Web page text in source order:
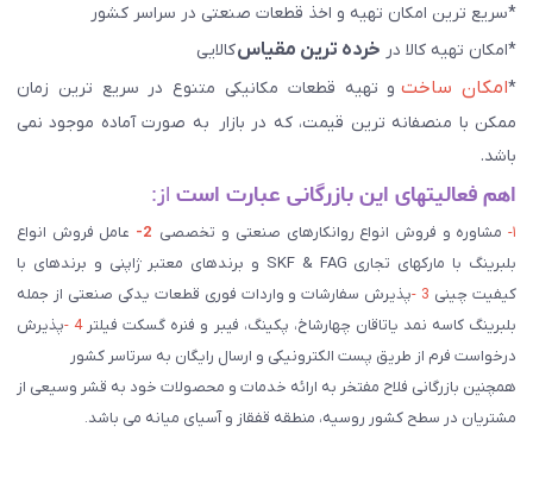
*سریع ترین امکان تهیه و اخذ قطعات صنعتی در سراسر کشور
*امکان تهیه کالا در خرده ترین مقیاسکالایی
*امکان ساختو تهیه قطعات مکانیکی متنوع در سریع ترین زمان
ممکن با منصفانه ترین قیمت، که در بازار به صورت آماده موجود نمی
باشد.
اهم فعالیتهای این بازرگانی عبارت است از:
۱- مشاوره و فروش انواع روانکارهای صنعتی و تخصصی 2-
عامل فروش انواع
بلبرینگ با مارکهای تجاری SKF & FAG و برندهای معتبر ژاپنی و برندهای با
کیفیت چینی 3 - پذیرش سفارشات و واردات فوری قطعات یدکی صنعتی از جمله
بلبرینگ کاسه نمد یاتاقان چهارشاخ، پکینگ، فیبر و فنره گسکت فیلتر4 - پذیرش
درخواست فرم از طریق پست الکترونیکی و ارسال رایگان به سرتاسر کشور
همچنین بازرگانی فلاح مفتخر به ارائه خدمات و محصولات خود به قشر وسیعی از
مشتریان در سطح کشور روسیه، منطقه قفقاز و آسیای میانه می باشد.